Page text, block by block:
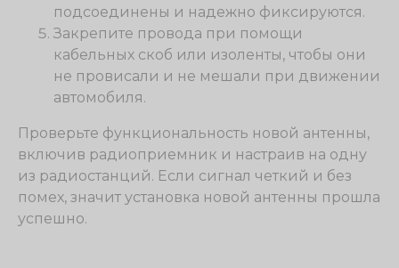
подсоединены и надежно фиксируются.
Закрепите провода при помощи
кабельных скоб или изоленты, чтобы они
не провисали и не мешали при движении
автомобиля.
Проверьте функциональность новой антенны,
включив радиоприемник и настраив на одну
из радиостанций. Если сигнал четкий и без
помех, значит установка новой антенны прошла
успешно.